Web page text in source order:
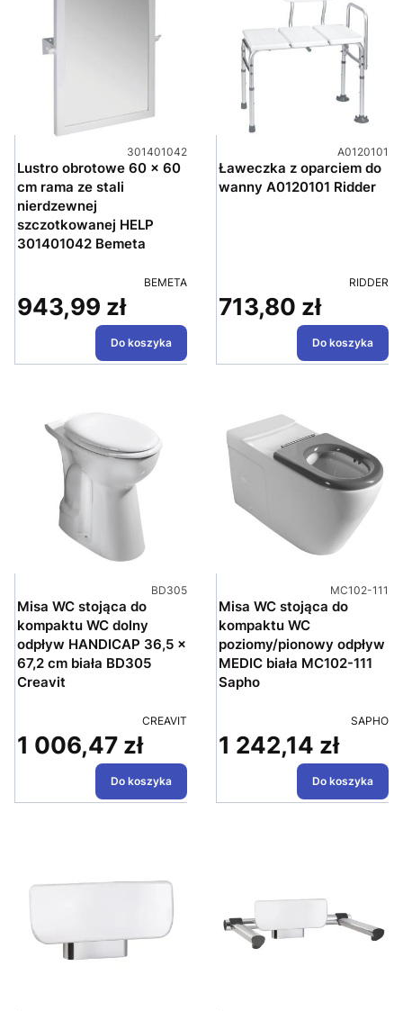
Kod produktu
301401042
Lustro obrotowe 60 x 60
cm rama ze stali
nierdzewnej
szczotkowanej HELP
301401042 Bemeta
PRODUCENT
BEMETA
Cena
943,99 zł
Do koszyka
Kod produktu
A0120101
Ławeczka z oparciem do
wanny A0120101 Ridder
RIDDER
Cena
713,80 zł
Do koszyka
Kod produktu
BD305
Misa WC stojąca do
kompaktu WC dolny
odpływ HANDICAP 36,5 x
67,2 cm biała BD305
Creavit
PRODUCENT
CREAVIT
Cena
1 006,47 zł
Do koszyka
Kod produktu
MC102-111
Misa WC stojąca do
kompaktu WC
poziomy/pionowy odpływ
MEDIC biała MC102-111
Sapho
SAPHO
Cena
1 242,14 zł
Do koszyka